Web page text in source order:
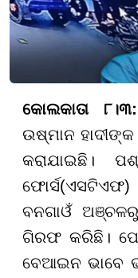
କୋଲକାତା
ଉଷ୍ମାନ
କରାଯାଇଛି।
ବନଗାଓଁ ଅଞ୍ଚଳରୁ
ଗିରଫ କରିଛି।
ବେଆଇନ ଭାବେ